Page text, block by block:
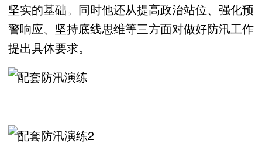
坚实的基础。同时他还从提高政治站位、强化预
警响应、坚持底线思维等三方面对做好防汛工作
提出具体要求。